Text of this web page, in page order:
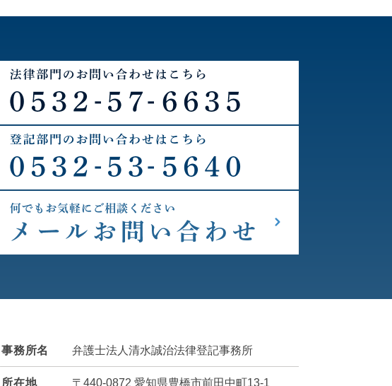
事務所名 弁護士法人清水誠治法律登記事務所
所在地 〒440-0872 愛知県豊橋市前田中町13-1